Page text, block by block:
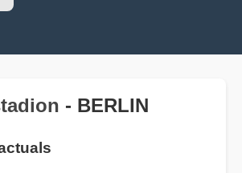
- BERLIN